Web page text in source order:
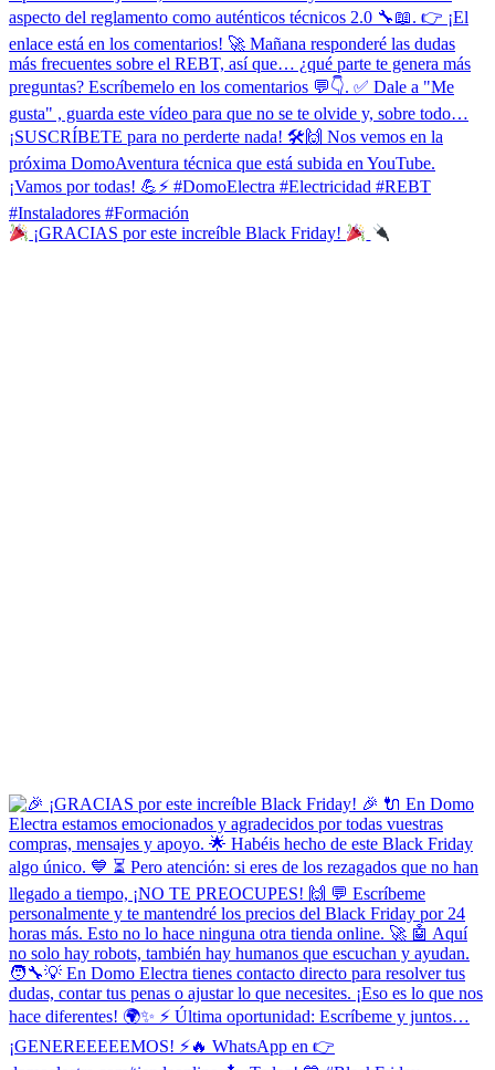
¡GRACIAS por este increíble Black Friday!